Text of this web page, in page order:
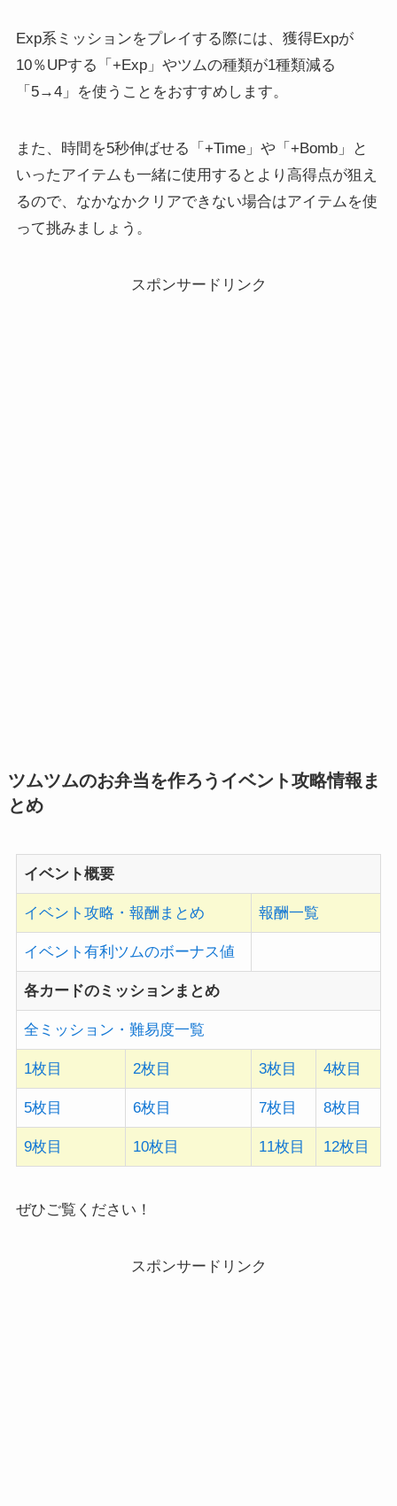
Exp系ミッションをプレイする際には、獲得Expが
10％UPする
「+Exp」やツムの種類が1種類減る
「5→4」を使うことをおすすめします。
また、時間を5秒伸ばせる「+Time」や「+Bomb」と
いったアイテムも一緒に使用するとより高得点が狙え
るので、なかなかクリアできない場合はアイテムを使
って挑みましょう。
スポンサードリンク
ツムツムのお弁当を作ろうイベント攻略情報ま
とめ
イベント概要
イベント攻略・報酬まとめ 報酬一覧
イベント有利ツムのボーナス値
各カードのミッションまとめ
全ミッション・難易度一覧
1枚目 2枚目 3枚目 4枚目
5枚目 6枚目 7枚目 8枚目
9枚目 10枚目 11枚目 12枚目
ぜひご覧ください！
スポンサードリンク